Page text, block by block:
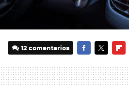
12 comentarios